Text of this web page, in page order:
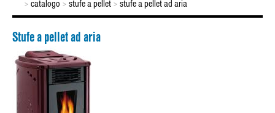
L'Azienda
L'evoluzione tecnologica
La mission aziendale
Fotovoltaico
Caldaie a gas murali
Sistemi Ibridi
Video
News & Eventi
Assistenza
> catalogo > stufe a pellet > stufe a pellet ad aria
Stufe a pellet ad aria